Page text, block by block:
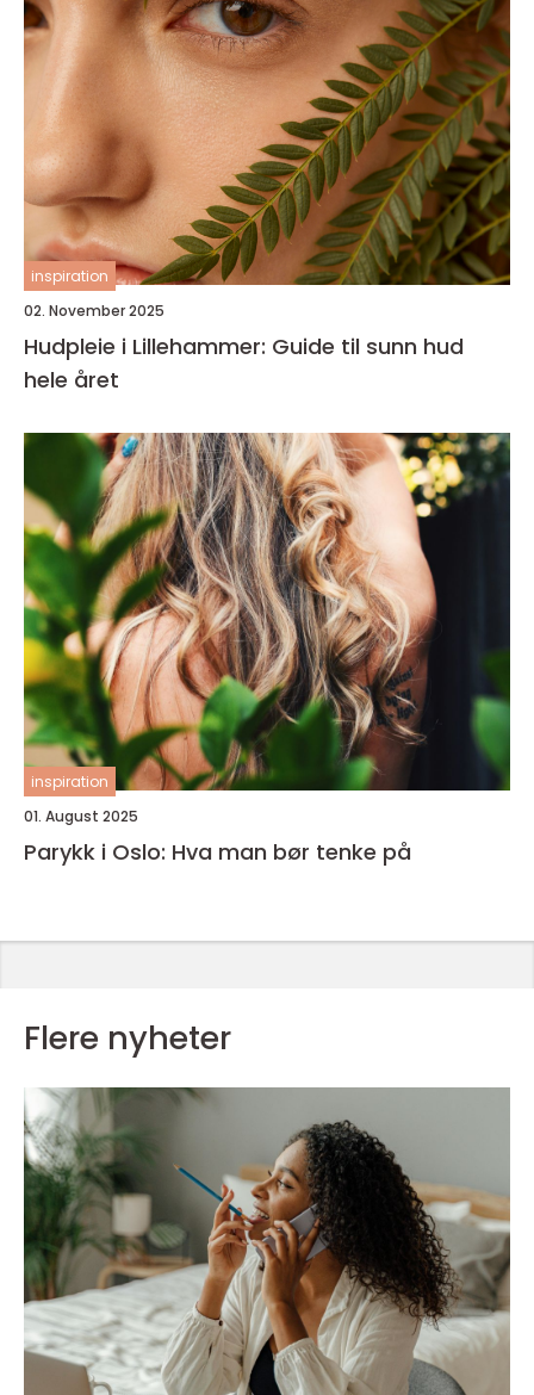
inspiration
02. November 2025
Hudpleie i Lillehammer: Guide til sunn hud
hele året
inspiration
01. August 2025
Parykk i Oslo: Hva man bør tenke på
Flere nyheter